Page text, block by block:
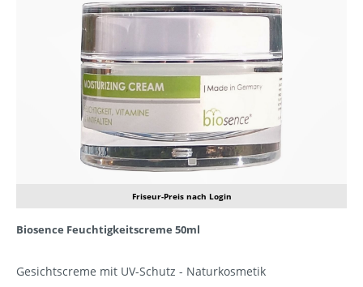
Friseur-Preis nach Login
Biosence Feuchtigkeitscreme 50ml
Gesichtscreme mit UV-Schutz - Naturkosmetik